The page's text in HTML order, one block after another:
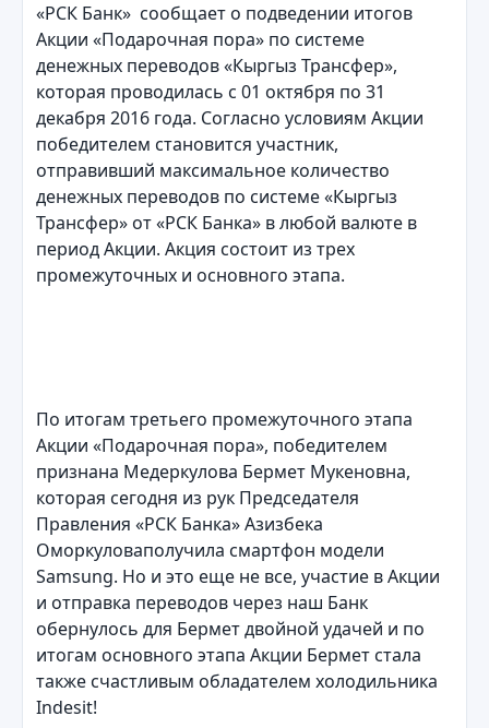
«РСК Банк» сообщает о подведении итогов
Акции «Подарочная пора» по системе
денежных переводов «Кыргыз Трансфер»,
которая проводилась с 01 октября по 31
декабря 2016 года. Согласно условиям Акции
победителем становится участник,
отправивший максимальное количество
денежных переводов по системе «Кыргыз
Трансфер» от «РСК Банка» в любой валюте в
период Акции. Акция состоит из трех
промежуточных и основного этапа.
По итогам третьего промежуточного этапа
Акции «Подарочная пора», победителем
признана Медеркулова Бермет Мукеновна,
которая сегодня из рук Председателя
Правления «РСК Банка» Азизбека
Оморкуловаполучила смартфон модели
Samsung. Но и это еще не все, участие в Акции
и отправка переводов через наш Банк
обернулось для Бермет двойной удачей и по
итогам основного этапа Акции Бермет стала
также счастливым обладателем холодильника
Indesit!